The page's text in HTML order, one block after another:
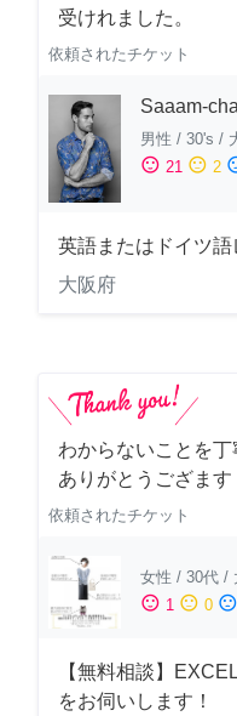
受けれました。
依頼されたチケット
Saaam-
男性 / 30's /
sentiment_satisfied 21 sentiment_neutral 2
英語またはドイツ語
大阪府
わからないことを丁
ありがとうござます
依頼されたチケット
女性 / 30代 /
sentiment_satisfied 1 sentiment_neutral 0 sentiment_dissatisfied
【無料相談】
をお伺いします！